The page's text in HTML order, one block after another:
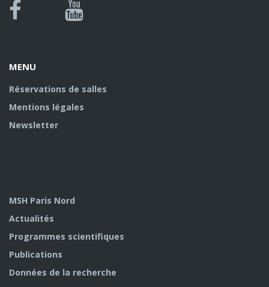
Bluesky
Canal
MENU
Réservations de salles
Mentions légales
Newsletter
MSH Paris Nord
Actualités
Programmes scientifiques
Publications
Données de la recherche